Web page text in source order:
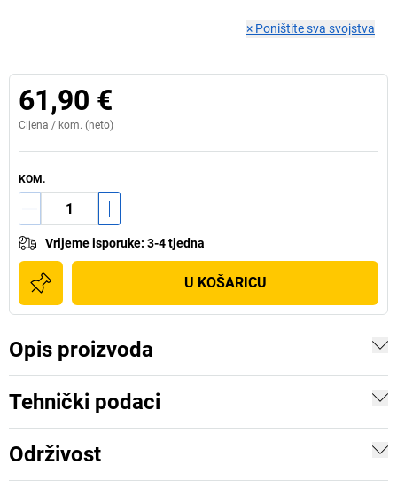
× Poništite sva svojstva
61,90 €
Cijena / kom. (neto)
KOM.
Vrijeme isporuke: 3-4 tjedna
U KOŠARICU
Opis proizvoda
Tehnički podaci
Održivost